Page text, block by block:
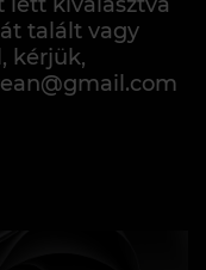
talált vagy
kérjük,